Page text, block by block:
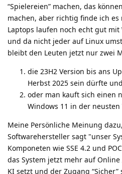
“Spielereien” machen, das
machen, aber richtig finde ich es
Laptops laufen noch echt gut mit
und da nicht jeder auf Linux
bleibt den Leuten jetzt nur zwei
die 23H2 Version bis ans
Herbst 2025 sein dürfte
oder man kauft sich einen
Windows 11 in der
Meine Persönliche Meinung
Softwarehersteller sagt "unser
Komponeten wie SSE 4.2 und
das System jetzt mehr auf
KI setzt und der Zugang “Sicher”